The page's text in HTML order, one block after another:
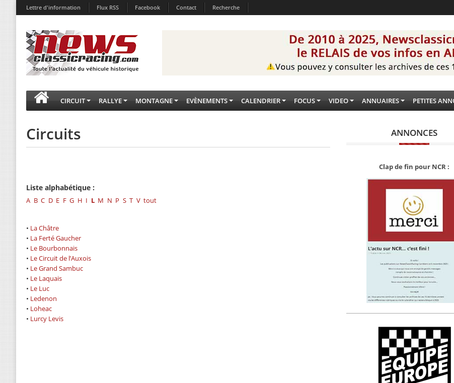
Lettre d'information Flux RSS Facebook Contact Recherche
CIRCUIT RALLYE MONTAGNE EVÈNEMENTS CALENDRIER FOCUS VIDEO ANNUAIRES PETITES
Circuits
Liste alphabétique :
A B C D E F G H I L M N P S T V tout
• La Châtre
• La Ferté Gaucher
• Le Bourbonnais
• Le Circuit de l’Auxois
• Le Grand Sambuc
• Le Laquais
• Le Luc
• Ledenon
• Loheac
• Lurcy Levis
ANNONCES
Clap de fin pour NCR :